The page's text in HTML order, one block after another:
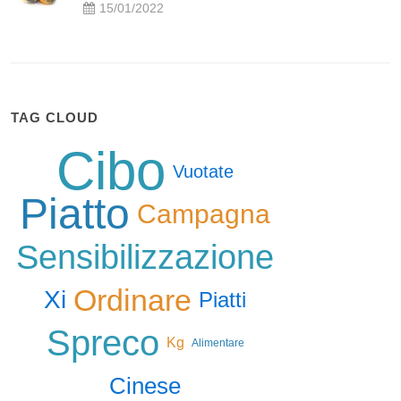
15/01/2022
TAG CLOUD
Cibo Vuotate
Piatto Campagna
Sensibilizzazione
Xi Ordinare Piatti
Spreco Kg Alimentare
Cinese